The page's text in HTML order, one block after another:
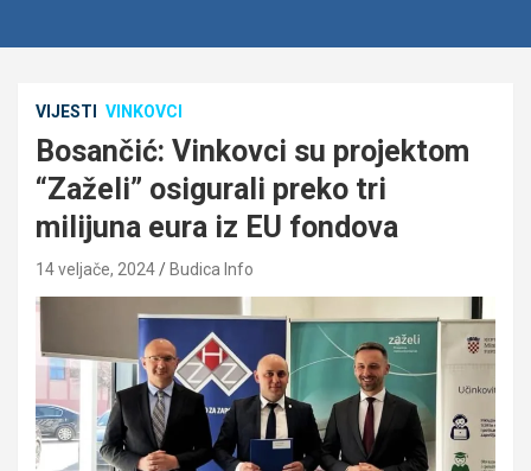
VIJESTI VINKOVCI
Bosančić: Vinkovci su projektom
“Zaželi” osigurali preko tri
milijuna eura iz EU fondova
14 veljače, 2024 Budica Info